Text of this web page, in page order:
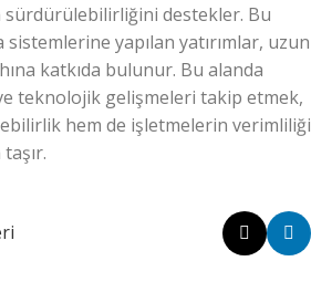
destekler. Bu
sistemlerine yapılan yatırımlar, uzun
katkıda bulunur. Bu alanda
teknolojik gelişmeleri takip etmek,
hem de işletmelerin verimliliği